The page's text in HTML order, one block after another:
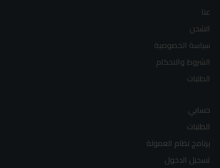
عنا
الشحن
سياسة الخصوصية
الشروط والاحكام
الطلبات
حسابي
الطلبات
برنامج نظام العمولة
تسجيل الدخول